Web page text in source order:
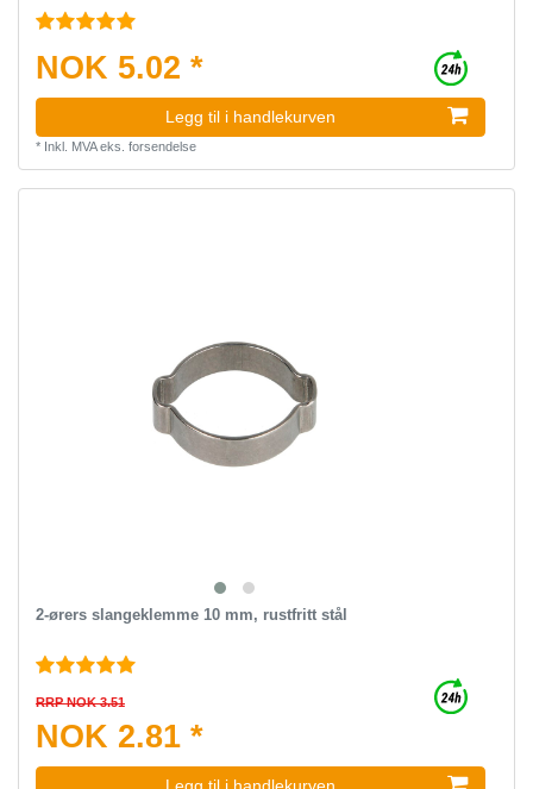
NOK 5.02 *
Legg til i handlekurven
* Inkl. MVAeks. forsendelse
2-ørers slangeklemme 10 mm, rustfritt stål
RRP NOK 3.51
NOK 2.81 *